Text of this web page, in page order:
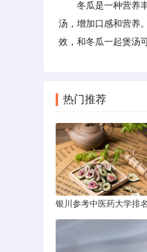
冬瓜是一种营养丰
汤，增加口感和营养
效，和冬瓜一起煲汤
热门推荐